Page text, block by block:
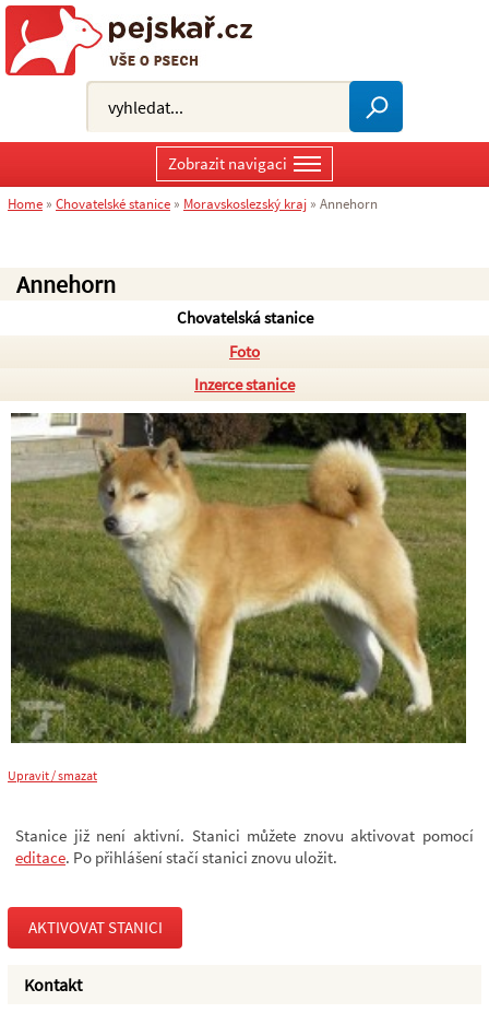
Annehorn
Chovatelská stanice
Foto
Inzerce stanice
Upravit / smazat
Stanice již není aktivní. Stanici můžete znovu aktivovat pomocí
editace. Po přihlášení stačí stanici znovu uložit.
AKTIVOVAT STANICI
Kontakt
Zobrazit navigaci
Home » Chovatelské stanice » Moravskoslezský kraj » Annehorn